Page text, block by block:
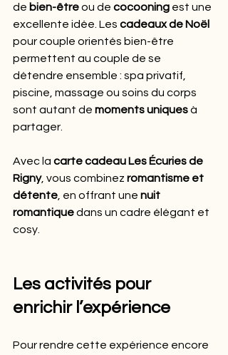
de bien-être ou de cocooning est une
excellente idée. Les cadeaux de Noël
pour couple orientés bien-être
permettent au couple de se
détendre ensemble : spa privatif,
piscine, massage ou soins du corps
sont autant de moments uniques à
partager.
Avec la carte cadeau Les Écuries de
Rigny, vous combinez romantisme et
détente , en offrant une nuit
romantique dans un cadre élégant et
cosy.
Les activités pour
enrichir l’expérience
Pour rendre cette expérience encore